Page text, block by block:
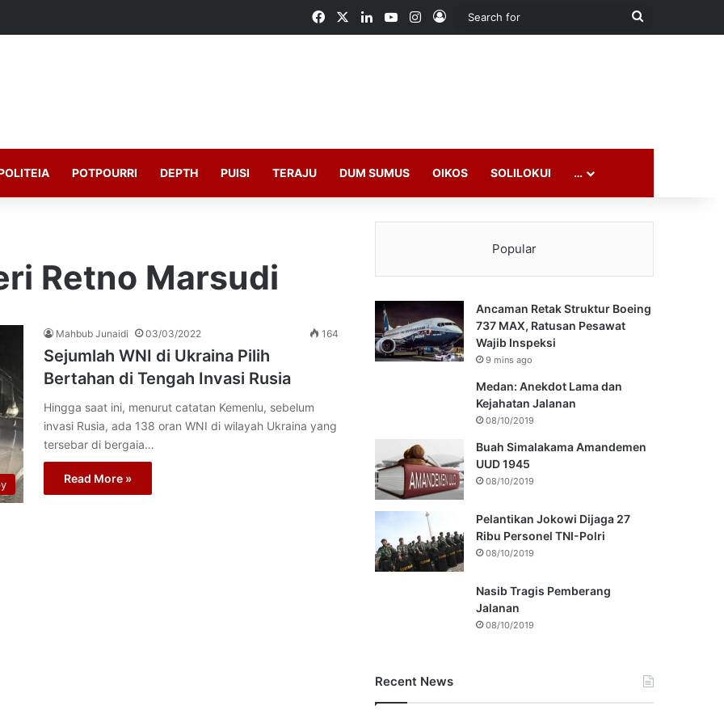
FacebookLinkedInYouTubeInstagram
Log In
Search
POTPOURRI DEPTH PUISI TERAJU DUM SUMUS OIKOS SOLILOKUI …
Retno Marsudi
Mahbub Junaidi 03/03/2022 164
Sejumlah WNI di Ukraina Pilih
Bertahan di Tengah Invasi Rusia
Hingga saat ini, menurut catatan Kemenlu, sebelum
invasi Rusia, ada 138 oran WNI di wilayah Ukraina yang
tersebar di bergaia…
Read More »
Popular
Ancaman Retak Struktur Boeing
737 MAX, Ratusan Pesawat
Wajib Inspeksi
9 mins ago
Medan: Anekdot Lama dan
Kejahatan Jalanan
08/10/2019
Buah Simalakama Amandemen
UUD 1945
08/10/2019
Pelantikan Jokowi Dijaga 27
Ribu Personel TNI-Polri
08/10/2019
Nasib Tragis Pemberang
Jalanan
08/10/2019
Recent News